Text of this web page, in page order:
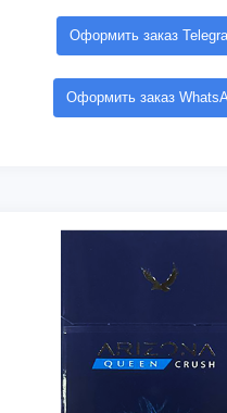
Оформить заказ
Оформить заказ